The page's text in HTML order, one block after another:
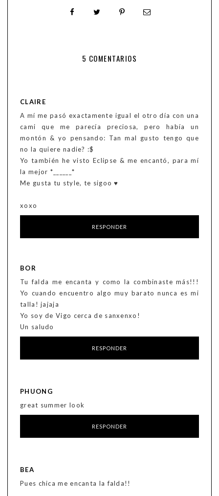
5 COMENTARIOS
CLAIRE
A mí me pasó exactamente igual el otro día con una
cami que me parecía preciosa, pero había un
montón & yo pensando: Tan mal gusto tengo que
no la quiere nadie? :$
Yo también he visto Eclipse & me encantó, para mí
la mejor *______*
Me gusta tu style, te sigoo ♥
xoxo
RESPONDER
BOR
Tu falda me encanta y como la combinaste más!!!
Yo cuando encuentro algo muy barato nunca es mi
talla! jajaja
Yo soy de Vigo cerca de sanxenxo!
Un saludo
RESPONDER
PHUONG
great summer look
RESPONDER
BEA
Pues chica me encanta la falda!!